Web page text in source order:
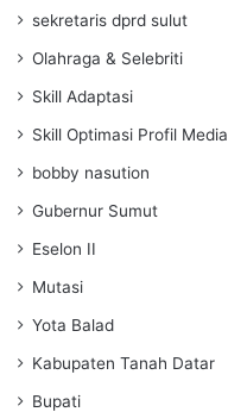
sekretaris dprd sulut
Olahraga & Selebriti
Skill Adaptasi
Skill Optimasi Profil Media
bobby nasution
Gubernur Sumut
Eselon II
Mutasi
Yota Balad
Kabupaten Tanah Datar
Bupati